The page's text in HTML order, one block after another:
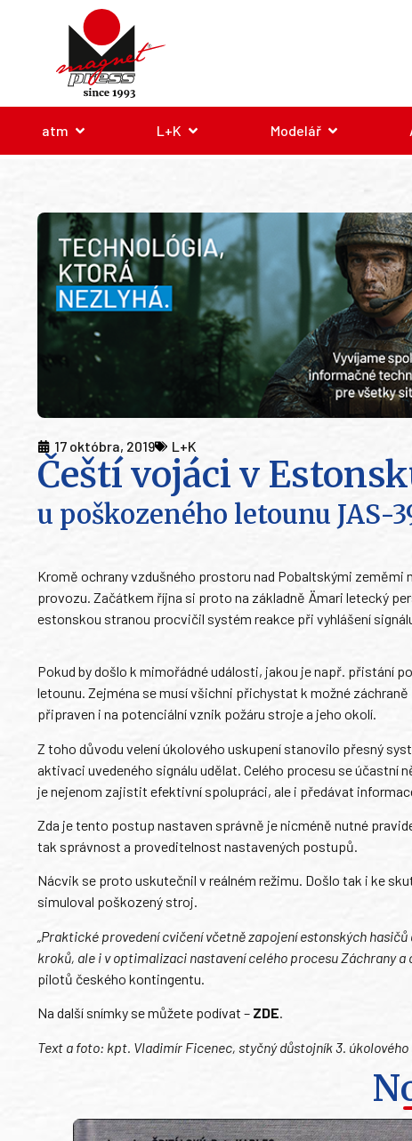
atm L+K Modelář
17 októbra, 2019 L+K
Čeští vojáci v
u poškozeného letounu JAS-
Kromě ochrany vzdušného prostoru nad Pobaltskými
provozu. Začátkem října si proto na základně Ämari letecký
estonskou stranou procvičil systém reakce při vyhlášení signálu
Pokud by došlo k mimořádné události, jakou je např. přistání
letounu. Zejména se musí všichni přichystat k možné
připraven i na potenciální vznik požáru stroje a jeho okolí.
Z toho důvodu velení úkolového uskupení stanovilo přesný
aktivaci uvedeného signálu udělat. Celého procesu se účastní
je nejenom zajistit efektivní spolupráci, ale i předávat
Zda je tento postup nastaven správně je nicméně nutné
tak správnost a proveditelnost nastavených postupů.
Nácvik se proto uskutečnil v reálném režimu. Došlo tak i ke
simuloval poškozený stroj.
„Praktické provedení cvičení včetně zapojení estonských
kroků, ale i v optimalizaci nastavení celého procesu Záchrany a
pilotů českého kontingentu.
Na další snímky se můžete podívat – ZDE.
Text a foto: kpt. Vladimír Ficenec, styčný důstojník 3.